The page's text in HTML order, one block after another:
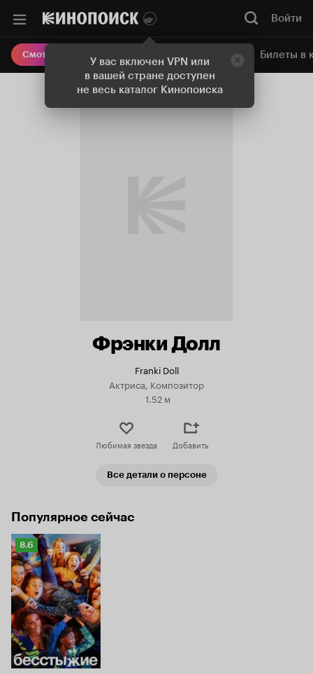
У вас включен VPN или
в вашей стране доступен
не весь каталог Кинопоиска
Войти
Смотреть кино Онлайн-кинотеатр Билеты в
Фрэнки Долл
Franki Doll
Актриса, Композитор
1.52 м
Любимая звезда Добавить
Все детали о персоне
Популярное сейчас
Рейтинг
Кинопоиска
8.6
8.6